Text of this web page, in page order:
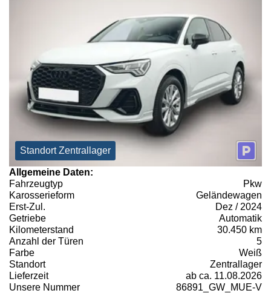
Standort Zentrallager
Allgemeine Daten:
Fahrzeugtyp
Pkw
Karosserieform
Geländewagen
Erst-Zul.
Dez / 2024
Getriebe
Automatik
Kilometerstand
30.450 km
Anzahl der Türen
5
Farbe
Weiß
Standort
Zentrallager
Lieferzeit
ab ca. 11.08.2026
Unsere Nummer
86891_GW_MUE-V